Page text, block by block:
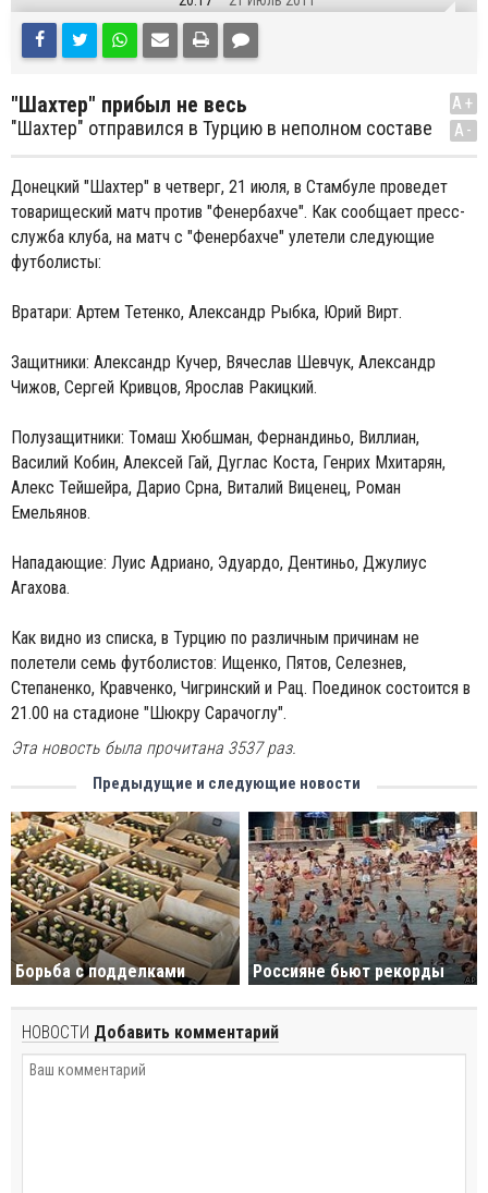
"Шахтер" прибыл не весь
"Шахтер" отправился в Турцию в неполном составе
A+
A-
Донецкий "Шахтер" в четверг, 21 июля, в Стамбуле проведет
товарищеский матч против "Фенербахче". Как сообщает пресс-
служба клуба, на матч с "Фенербахче" улетели следующие
футболисты:
Вратари: Артем Тетенко, Александр Рыбка, Юрий Вирт.
Защитники: Александр Кучер, Вячеслав Шевчук, Александр
Чижов, Сергей Кривцов, Ярослав Ракицкий.
Полузащитники: Томаш Хюбшман, Фернандиньо, Виллиан,
Василий Кобин, Алексей Гай, Дуглас Коста, Генрих Мхитарян,
Алекс Тейшейра, Дарио Срна, Виталий Виценец, Роман
Емельянов.
Нападающие: Луис Адриано, Эдуардо, Дентиньо, Джулиус
Агахова.
Как видно из списка, в Турцию по различным причинам не
полетели семь футболистов: Ищенко, Пятов, Селезнев,
Степаненко, Кравченко, Чигринский и Рац. Поединок состоится в
21.00 на стадионе "Шюкру Сарачоглу".
Эта новость была прочитана 3537 раз.
Предыдущие и следующие новости
Борьба с подделками Россияне бьют рекорды
НОВОСТИ Добавить комментарий